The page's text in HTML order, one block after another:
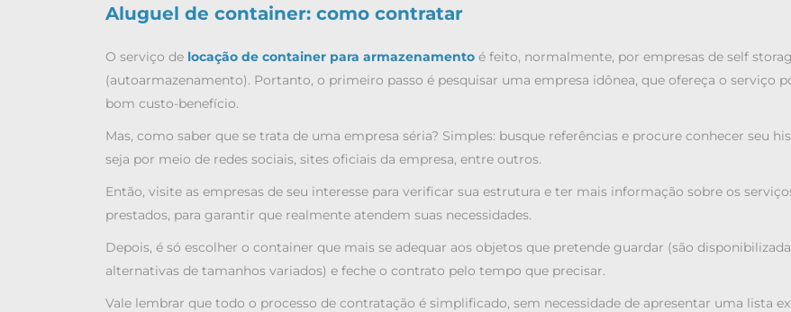
Aluguel de container: como contratar
O serviço de locação de container para armazenamento é feito, normalmente, por empresas de self
(autoarmazenamento). Portanto, o primeiro passo é pesquisar uma empresa idônea, que ofereça o serviço
bom custo-benefício.
Mas, como saber que se trata de uma empresa séria? Simples: busque referências e procure conhecer seu
seja por meio de redes sociais, sites oficiais da empresa, entre outros.
Então, visite as empresas de seu interesse para verificar sua estrutura e ter mais informação sobre os
prestados, para garantir que realmente atendem suas necessidades.
Depois, é só escolher o container que mais se adequar aos objetos que pretende guardar (são
alternativas de tamanhos variados) e feche o contrato pelo tempo que precisar.
Vale lembrar que todo o processo de contratação é simplificado, sem necessidade de apresentar uma lista